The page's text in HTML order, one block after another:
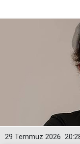
29 Temmuz 2026